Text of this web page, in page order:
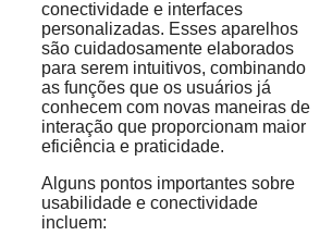
conectividade e interfaces
personalizadas. Esses aparelhos
são cuidadosamente elaborados
para serem intuitivos, combinando
as funções que os usuários já
conhecem com novas maneiras de
interação que proporcionam maior
eficiência e praticidade.
Alguns pontos importantes sobre
usabilidade e conectividade
incluem: